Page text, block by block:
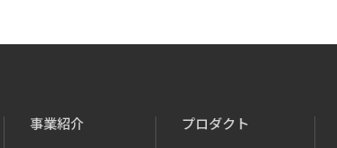
事業紹介 プロダクト